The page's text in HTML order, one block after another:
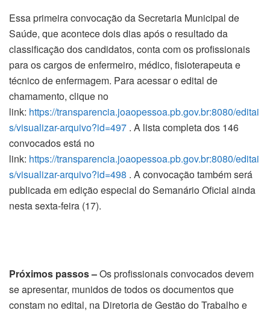
Essa primeira convocação da Secretaria Municipal de
Saúde, que acontece dois dias após o resultado da
classificação dos candidatos, conta com os profissionais
para os cargos de enfermeiro, médico, fisioterapeuta e
técnico de enfermagem. Para acessar o edital de
chamamento, clique no
link: https://transparencia.joaopessoa.pb.gov.br:8080/editai
s/visualizar-arquivo?id=497 . A lista completa dos 146
convocados está no
link: https://transparencia.joaopessoa.pb.gov.br:8080/editai
s/visualizar-arquivo?id=498 . A convocação também será
publicada em edição especial do Semanário Oficial ainda
nesta sexta-feira (17).
Próximos passos –Os profissionais convocados devem
se apresentar, munidos de todos os documentos que
constam no edital, na Diretoria de Gestão do Trabalho e